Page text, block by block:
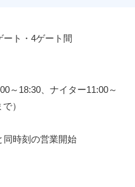
ート・4ゲート間
～18:30、ナイター11:00～
）
時刻の営業開始